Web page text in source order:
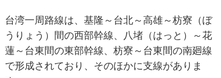
台湾一周路線は、基隆～台北～高雄～枋寮（ぼ
うりょう）間の西部幹線、八堵（はっと）～花
蓮～台東間の東部幹線、枋寮～台東間の南廻線
で形成されており、そのほかに支線がありま